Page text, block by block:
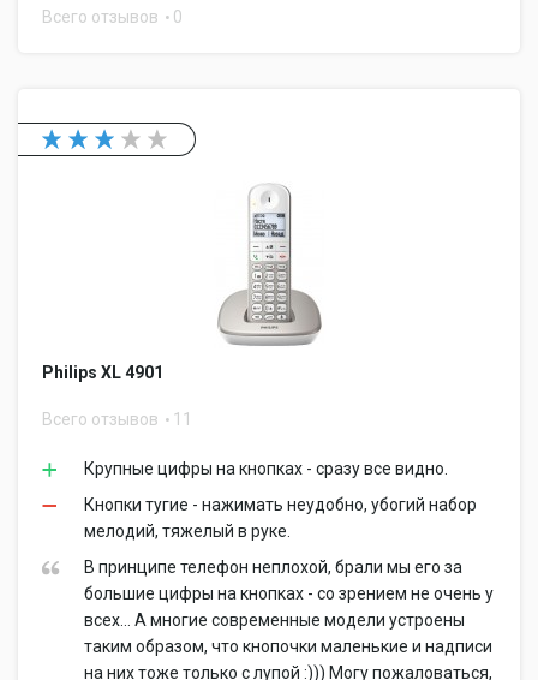
Всего отзывов 0
Philips XL 4901
Всего отзывов 11
Крупные цифры на кнопках - сразу все видно.
Кнопки тугие - нажимать неудобно, убогий набор
мелодий, тяжелый в руке.
В принципе телефон неплохой, брали мы его за
большие цифры на кнопках - со зрением не очень у
всех... А многие современные модели устроены
таким образом, что кнопочки маленькие и надписи
на них тоже только с лупой :))) Могу пожаловаться,